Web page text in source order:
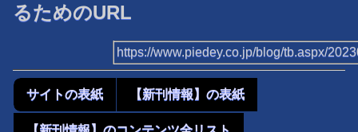
るためのURL
https://www.piedey.co.jp/blog/tb.aspx/
サイトの表紙 【新刊情報】の表紙